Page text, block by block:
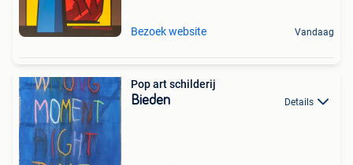
Bezoek website Vandaag
Pop art schilderij
Bieden Details